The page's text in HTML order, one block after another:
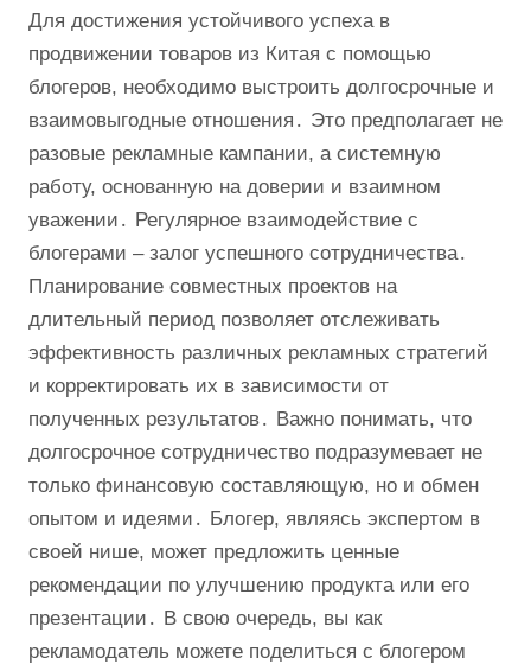
Для достижения устойчивого успеха в
продвижении товаров из Китая с помощью
блогеров, необходимо выстроить долгосрочные и
взаимовыгодные отношения․ Это предполагает не
разовые рекламные кампании, а системную
работу, основанную на доверии и взаимном
уважении․ Регулярное взаимодействие с
блогерами – залог успешного сотрудничества․
Планирование совместных проектов на
длительный период позволяет отслеживать
эффективность различных рекламных стратегий
и корректировать их в зависимости от
полученных результатов․ Важно понимать, что
долгосрочное сотрудничество подразумевает не
только финансовую составляющую, но и обмен
опытом и идеями․ Блогер, являясь экспертом в
своей нише, может предложить ценные
рекомендации по улучшению продукта или его
презентации․ В свою очередь, вы как
рекламодатель можете поделиться с блогером